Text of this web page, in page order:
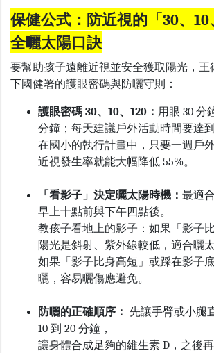
保健公式：防近視的「30、10
全曬太陽口訣
要幫助孩子遠離近視並安全獲取陽光，王
下國健署的護眼密碼與防曬守則：
護眼密碼 30、 10、 120 ： 用眼 30 分
分鐘；每天建議戶外活動時間要達到
在國小的執行計畫中，只要一週戶
近視發生率就能大幅降低 55%。
「看影子」決定曬太陽時機： 最適
早上十點前與下午四點後。
教孩子看地上的影子：如果「影子
陽光是斜射、紫外線較低，適合曬太
如果「影子比身高短」或踩在影子
曬，容易曬傷應避免。
防曬的正確順序：
先讓手臂或小腿
10 到 20 分鐘，
讓身體合成足夠的維生素 D ，之後